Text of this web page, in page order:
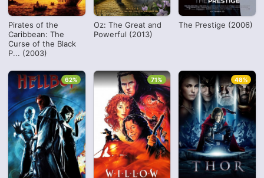
Pirates of the
Caribbean: The
Curse of the Black
P... (2003)
Oz: The Great and
Powerful (2013)
The Prestige (2006)
62% 71% 48%